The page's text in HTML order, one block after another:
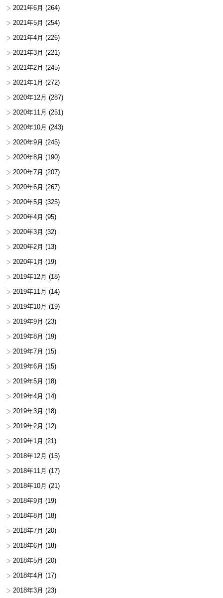
2021年6月 (264)
2021年5月 (254)
2021年4月 (226)
2021年3月 (221)
2021年2月 (245)
2021年1月 (272)
2020年12月 (287)
2020年11月 (251)
2020年10月 (243)
2020年9月 (245)
2020年8月 (190)
2020年7月 (207)
2020年6月 (267)
2020年5月 (325)
2020年4月 (95)
2020年3月 (32)
2020年2月 (13)
2020年1月 (19)
2019年12月 (18)
2019年11月 (14)
2019年10月 (19)
2019年9月 (23)
2019年8月 (19)
2019年7月 (15)
2019年6月 (15)
2019年5月 (18)
2019年4月 (14)
2019年3月 (18)
2019年2月 (12)
2019年1月 (21)
2018年12月 (15)
2018年11月 (17)
2018年10月 (21)
2018年9月 (19)
2018年8月 (18)
2018年7月 (20)
2018年6月 (18)
2018年5月 (20)
2018年4月 (17)
2018年3月 (23)